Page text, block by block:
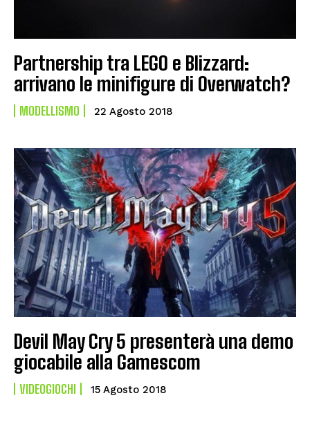
Partnership tra LEGO e Blizzard:
arrivano le minifigure di Overwatch?
MODELLISMO 22 Agosto 2018
Devil May Cry 5 presenterà una demo
giocabile alla Gamescom
VIDEOGIOCHI 15 Agosto 2018